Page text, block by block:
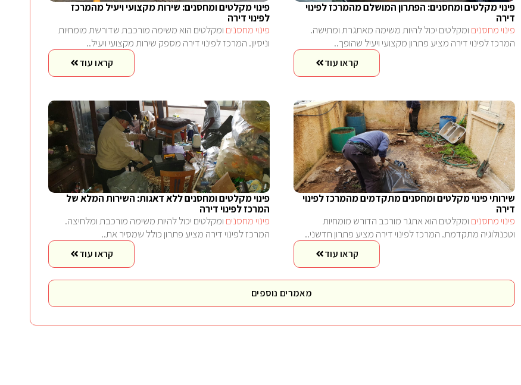
פינוי מקלטים ומחסנים: הפתרון המושלם מהמרכז לפינוי
דירה
פינוי מחסנים ומקלטים יכול להיות משימה מאתגרת ומתישה.
המרכז לפינוי דירה מציע פתרון מקצועי ויעיל שהופך..
קראו עוד
פינוי מקלטים ומחסנים: שירות מקצועי ויעיל מהמרכז
לפינוי דירה
פינוי מחסנים ומקלטים הוא משימה מורכבת שדורשת מומחיות
וניסיון. המרכז לפינוי דירה מספק שירות מקצועי ויעיל..
קראו עוד
שירותי פינוי מקלטים ומחסנים מתקדמים מהמרכז לפינוי
דירה
פינוי מחסנים ומקלטים הוא אתגר מורכב הדורש מומחיות
וטכנולוגיה מתקדמת. המרכז לפינוי דירה מציע פתרון חדשני..
קראו עוד
פינוי מקלטים ומחסנים ללא דאגות: השירות המלא של
המרכז לפינוי דירה
פינוי מחסנים ומקלטים יכול להיות משימה מורכבת ומלחיצה.
המרכז לפינוי דירה מציע פתרון כולל שמסיר את..
קראו עוד
מאמרים נוספים